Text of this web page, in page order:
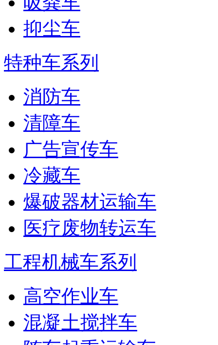
抑尘车
特种车系列
消防车
清障车
广告宣传车
冷藏车
爆破器材运输车
医疗废物转运车
工程机械车系列
高空作业车
混凝土搅拌车